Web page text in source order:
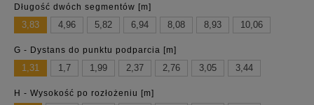
Długość dwóch segmentów [m]
3,83 4,96 5,82 6,94 8,08 8,93 10,06
G - Dystans do punktu podparcia [m]
1,31 1,7 1,99 2,37 2,76 3,05 3,44
H - Wysokość po rozłożeniu [m]